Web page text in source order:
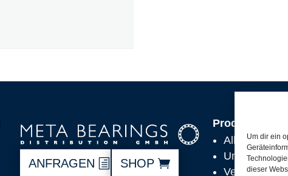
Um dir ein
dieser
ANFRAGEN SHOP
Produkte
Alle
Unsere
Versand,